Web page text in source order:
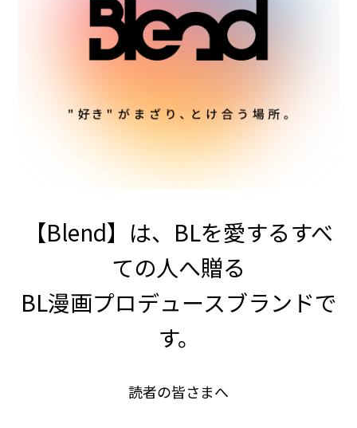
【Blend】は、BLを愛するすべ
ての人へ贈る
BL漫画プロデュースブランドで
す。
読者の皆さまへ